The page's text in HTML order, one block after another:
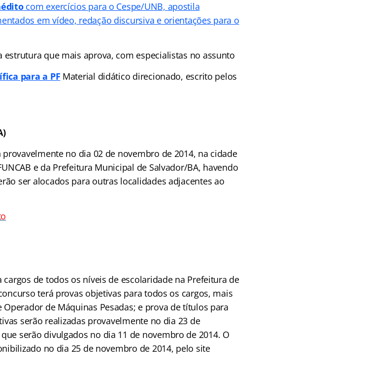
com exercícios para o Cespe/UNB, apostila
em vídeo, redação discursiva e orientações para o
estrutura que mais aprova, com especialistas no assunto
para a PF Material didático direcionado, escrito pelos
no dia 02 de novembro de 2014, na cidade
e da Prefeitura Municipal de Salvador/BA, havendo
ser alocados para outras localidades adjacentes ao
cargos de todos os níveis de escolaridade na Prefeitura de
terá provas objetivas para todos os cargos, mais
de Máquinas Pesadas; e prova de títulos para
serão realizadas provavelmente no dia 23 de
serão divulgados no dia 11 de novembro de 2014. O
no dia 25 de novembro de 2014, pelo site